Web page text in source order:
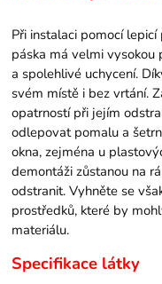
Při instalaci pomocí
páska má velmi vysokou
a spolehlivé uchycení.
svém místě i bez vrtání.
opatrností při jejím
odlepovat pomalu a
okna, zejména u
demontáži zůstanou na
odstranit. Vyhněte se
prostředků, které by
materiálu.
Specifikace látky